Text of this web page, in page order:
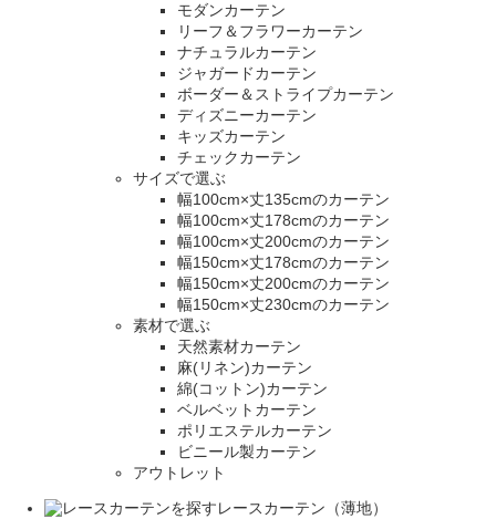
モダンカーテン
リーフ＆フラワーカーテン
ナチュラルカーテン
ジャガードカーテン
ボーダー＆ストライプカーテン
ディズニーカーテン
キッズカーテン
チェックカーテン
サイズで選ぶ
幅100cm×丈135cmのカーテン
幅100cm×丈178cmのカーテン
幅100cm×丈200cmのカーテン
幅150cm×丈178cmのカーテン
幅150cm×丈200cmのカーテン
幅150cm×丈230cmのカーテン
素材で選ぶ
天然素材カーテン
麻(リネン)カーテン
綿(コットン)カーテン
ベルベットカーテン
ポリエステルカーテン
ビニール製カーテン
アウトレット
レースカーテン（薄地）